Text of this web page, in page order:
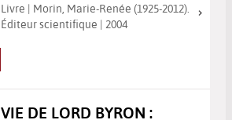
Livre | Morin, Marie-Renée (1925-2012).
Éditeur scientifique | 2004
VIE DE LORD BYRON :